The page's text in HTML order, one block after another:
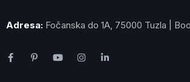
Adresa: Fočanska do 1A, 75000 Tuzla |